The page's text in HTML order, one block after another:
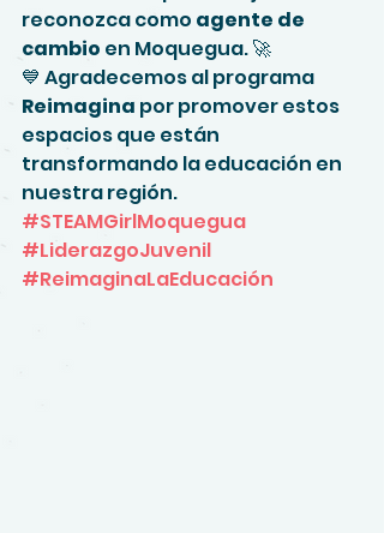
reconozca como agente de
cambio en Moquegua. 🚀
💙 Agradecemos al programa
Reimagina por promover estos
espacios que están
transformando la educación en
nuestra región.
#STEAMGirlMoquegua
#LiderazgoJuvenil
#ReimaginaLaEducación